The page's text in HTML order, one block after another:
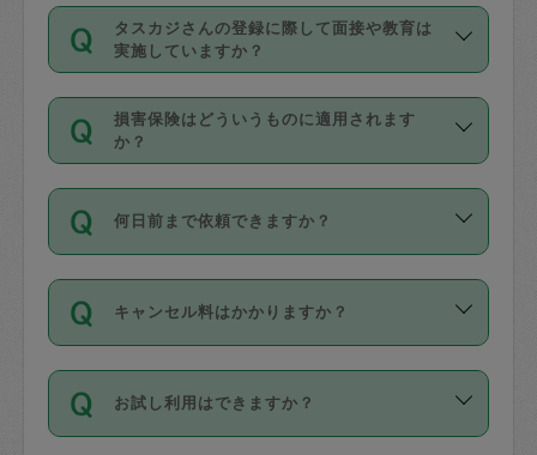
動計算で表示されます。
開始時間を２時間前後変更することが可
能です。依頼送信後、個別にタスカジさ
んにメッセージを送り調整してくださ
い。ただし、２時間を越えての調整はで
時間も被らない場合、損害保険の対象外
する前にタスカジさんのプロフィールで
確認してください。
基本的に、高所での作業や危険作業、屋
外での作業は対象外です。
主婦として長年の家事経験をお持ちの
方、栄養士・調理師といった資格者で保
育園や学校の給食やレストランで料理関
係の専門職に従事されていた方、日本で
すでにハウスキーパーや英語の先生とし
てお仕事をしているフィリピン出身の
社員など様々なバックグラウンドの方が
登録しています。
日本語も話せる方など様々です。
ールに記載していますので、各自の得意
タスカジさんの登録に際して面接や教育は
実施していますか？
応募の際に、各自事務局との面接と説明
を行っています。その後、身分証明書の
写真提出をしていただいています。外国
確認しています。タスカジさんトレーニ
ング動画を使ったセルフトレーニングの
現場トライアルを受け、合格したタスカ
ジさんが活動されています。
※テストセンターの講評は１件目のレビュ
損害保険はどういうものに適用されます
か？
依頼者とタスカジさんとの間でタスカジ
を通して成立した作業時間内での作業に
適用されます。作業範囲は、掃除、洗
です。作業中に物を壊したり、人にけが
をさせたりした場合が対象で、補償金額
す。
何日前まで依頼できますか？
ご依頼は、現在を起点に3日後（72時間
以降）の日時から受付可能となっていま
す。
タスカジさんへ「募集」をかけることが
可能です。
キャンセル料はかかりますか？
キャンセル料には、以下の2種類がありま
す。
お試し利用はできますか？